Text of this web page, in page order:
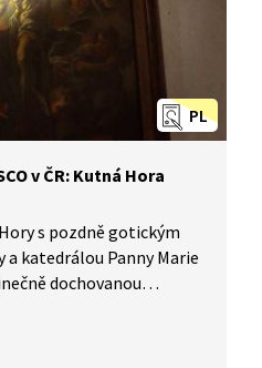
původně gotického
renesanční zámek
parkem.
PL
v ČR: Kutná Hora
s pozdně gotickým
katedrálou Panny Marie
dochovanou
skutečný labyrint.